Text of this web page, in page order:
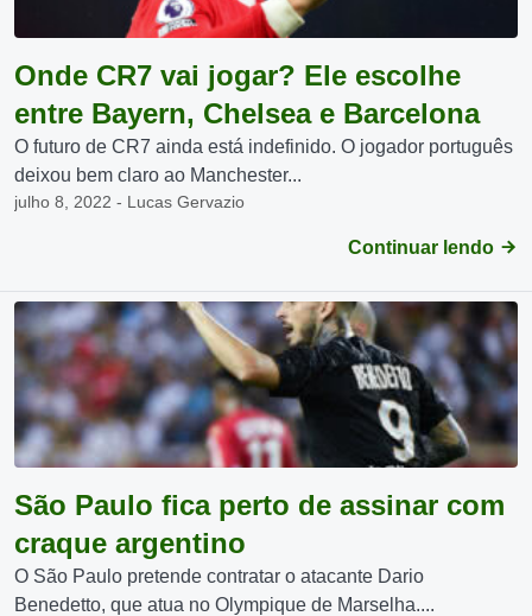
Onde CR7 vai jogar? Ele escolhe
entre Bayern, Chelsea e Barcelona
O futuro de CR7 ainda está indefinido. O jogador português
deixou bem claro ao Manchester...
julho 8, 2022 - Lucas Gervazio
Continuar lendo
São Paulo fica perto de assinar com
craque argentino
O São Paulo pretende contratar o atacante Dario
Benedetto, que atua no Olympique de Marselha....